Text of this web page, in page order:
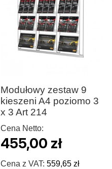
Modułowy zestaw 9
kieszeni A4 poziomo 3
x 3 Art 214
Cena Netto:
455,00 zł
Cena z VAT:559,65 zł